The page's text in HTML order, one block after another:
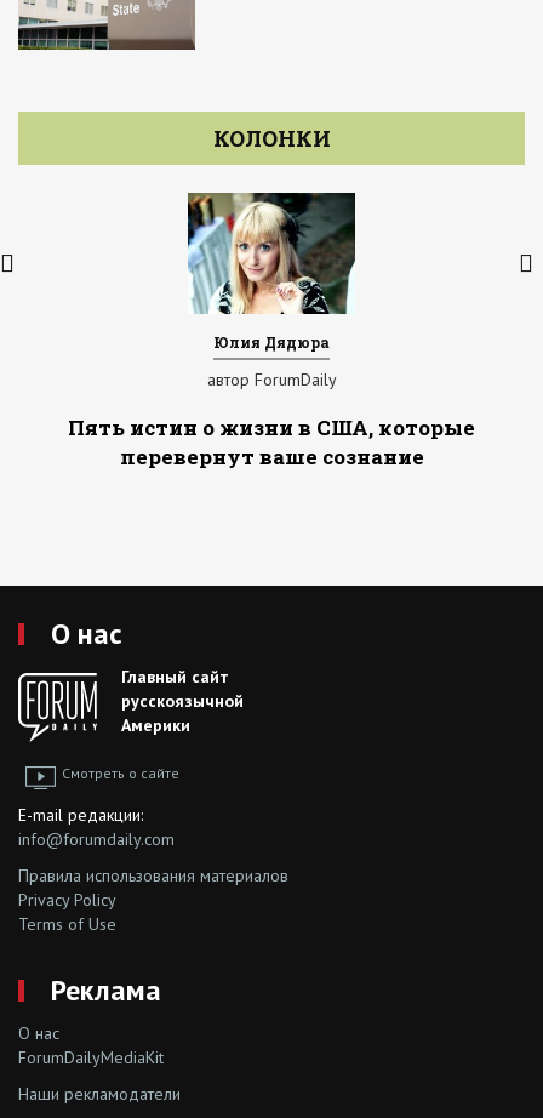
КОЛОНКИ
Юлия Дядюра
автор ForumDaily
Пять истин о жизни в США, которые
перевернут ваше сознание
О нас
Главный сайт
русскоязычной
Америки
Смотреть о сайте
E-mail редакции:
info@forumdaily.com
Правила использования материалов
Privacy Policy
Terms of Use
Реклама
О нас
ForumDailyMediaKit
Наши рекламодатели